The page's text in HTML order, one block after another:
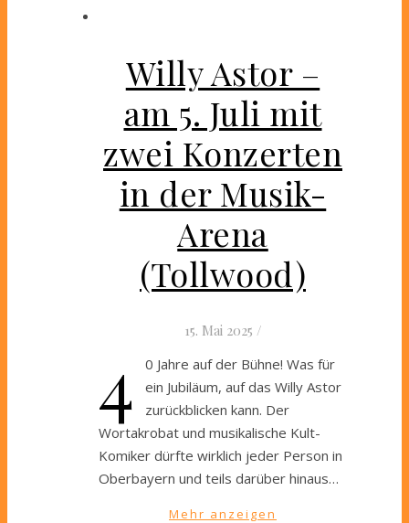
Willy Astor –
am 5. Juli mit
zwei Konzerten
in der Musik-
Arena
(Tollwood)
15. Mai 2025 /
4
0 Jahre auf der Bühne! Was für
ein Jubiläum, auf das Willy Astor
zurückblicken kann. Der
Wortakrobat und musikalische Kult-
Komiker dürfte wirklich jeder Person in
Oberbayern und teils darüber hinaus…
Mehr anzeigen